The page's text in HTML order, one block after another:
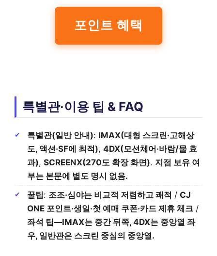
포인트 혜택
특별관·이용 팁 & FAQ
특별관(일반 안내): IMAX(대형 스크린·고해상
도, 액션·SF에 최적), 4DX(모션체어·바람/물 효
과), SCREENX(270도 확장 화면). 지점 보유 여
부는 본문에 별도 명시 없음.
꿀팁: 조조·심야는 비교적 저렴하고 쾌적 / CJ
ONE 포인트·생일·첫 예매 쿠폰·카드 제휴 체크 /
좌석 팁—IMAX는 중간 뒤쪽, 4DX는 중앙열 좌
우, 일반관은 스크린 중심의 중앙열.